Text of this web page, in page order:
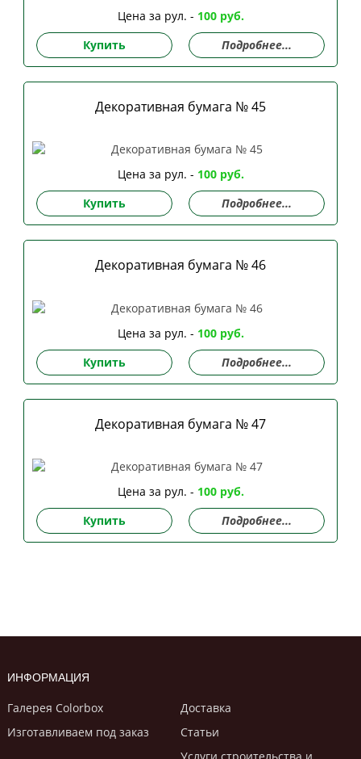
Цена за рул. - 100 руб.
Купить
Подробнее...
Декоративная бумага № 45
Цена за рул. - 100 руб.
Купить
Подробнее...
Декоративная бумага № 46
Цена за рул. - 100 руб.
Купить
Подробнее...
Декоративная бумага № 47
Цена за рул. - 100 руб.
Купить
Подробнее...
ИНФОРМАЦИЯ
Галерея Colorbox
Доставка
Изготавливаем под заказ
Статьи